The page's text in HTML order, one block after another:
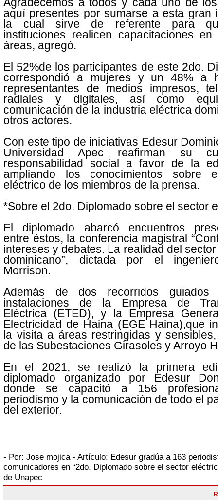
aquí presentes por sumarse a esta gran
la cual sirve de referente para
instituciones realicen capacitaciones en
áreas, agregó.
El 52%de los participantes de este 2do.
correspondió a mujeres y un 48% a
representantes de medios impresos,
radiales y digitales, así como
comunicación de la industria eléctrica
otros actores.
Con este tipo de iniciativas Edesur
Universidad Apec reafirman su
responsabilidad social a favor de la
ampliando los conocimientos sobre
eléctrico de los miembros de la prensa.
*Sobre el 2do. Diplomado sobre el sector
El diplomado abarcó encuentros
entre éstos, la conferencia magistral
intereses y debates. La realidad del
dominicano”, dictada por el
Morrison.
Además de dos recorridos
instalaciones de la Empresa de
Eléctrica (ETED), y la Empresa
Electricidad de Haina (EGE Haina),que
la visita a áreas restringidas y
de las Subestaciones Girasoles y Arroyo
En el 2021, se realizó la primera
diplomado organizado por Edesur
donde se capacitó a 156
periodismo y la comunicación de todo el
del exterior.
- Por: Jose mojica- Artículo: Edesur gradúa a 163
comunicadores en “2do. Diplomado sobre el sector
de Unapec